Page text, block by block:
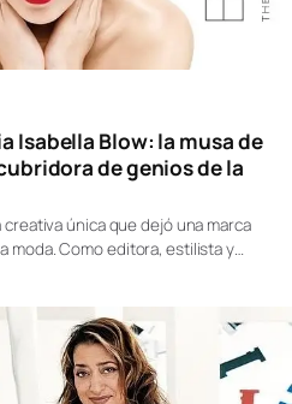
Isabella Blow: la musa de
de genios de la
única que dejó una marca
moda. Como editora, estilista y…